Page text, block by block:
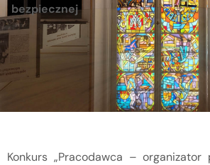
bezpiecznej
Konkurs „Pracodawca – organizator